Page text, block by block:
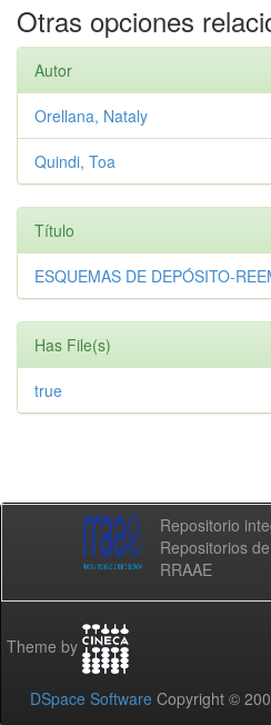
Otras opciones
Autor
Orellana, Nataly
Quindi, Toa
Título
ESQUEMAS DE DEPÓSITO-
Has File(s)
true
Repositorio
Repositorios
RRAAE
Theme by
DSpace Software Copyright ©